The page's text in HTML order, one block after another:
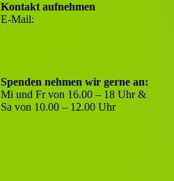
Kontakt aufnehmen
E-Mail:
Spenden nehmen wir gerne an:
Mi und Fr von 16.00 – 18 Uhr &
Sa von 10.00 – 12.00 Uhr